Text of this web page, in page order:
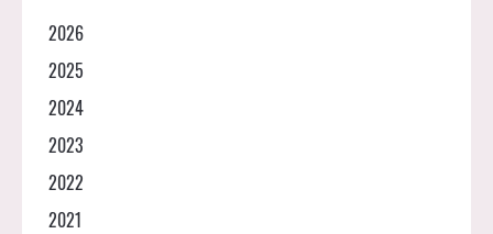
2026
2025
2024
2023
2022
2021